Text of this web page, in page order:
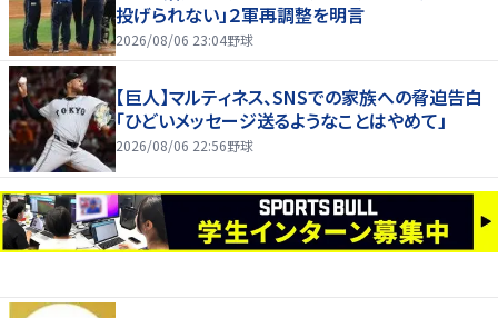
投げられない」２軍再調整を明言
2026/08/06 23:04野球
【巨人】マルティネス、SNSでの家族への脅迫告白
「ひどいメッセージ送るようなことはやめて」
2026/08/06 22:56野球